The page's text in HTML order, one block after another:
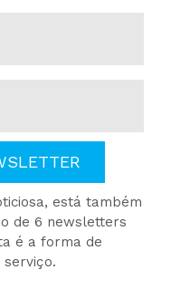
está também
de 6 newsletters
é a forma de